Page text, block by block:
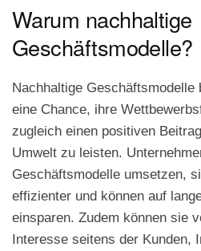
Warum nachhaltige
Geschäftsmodelle?
Nachhaltige Geschäftsmodelle
eine Chance, ihre
zugleich einen positiven
Umwelt zu leisten.
Geschäftsmodelle umsetzen,
effizienter und können auf
einsparen. Zudem können sie
Interesse seitens der Kunden,